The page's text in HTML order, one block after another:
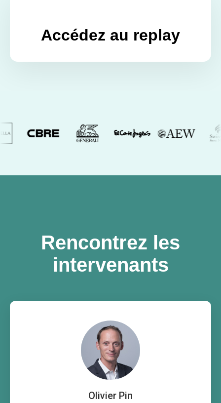
Accédez au replay
Rencontrez les
intervenants
Olivier Pin